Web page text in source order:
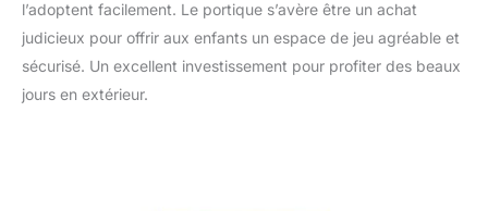
l’adoptent facilement. Le portique s’avère être un achat
judicieux pour offrir aux enfants un espace de jeu agréable et
sécurisé. Un excellent investissement pour profiter des beaux
jours en extérieur.